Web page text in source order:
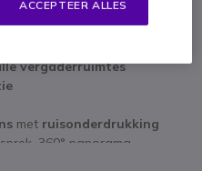
vergaderruimtes
met ruisonderdrukking
360° panorama
ACCEPTEER ALLES